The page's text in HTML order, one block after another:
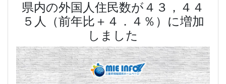
県内の外国人住民数が４３，４４
５人（前年比＋４．４％）に増加
しました